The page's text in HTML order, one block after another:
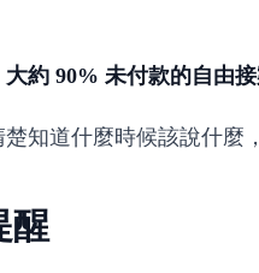
大約 90% 未付款的自由
知道什麼時候該說什麼
醒